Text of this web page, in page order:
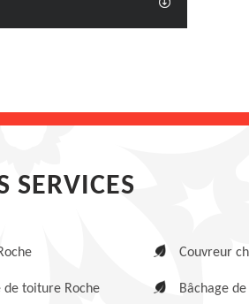
SERVICES
de toiture Roche
Couvreur
Bâchage